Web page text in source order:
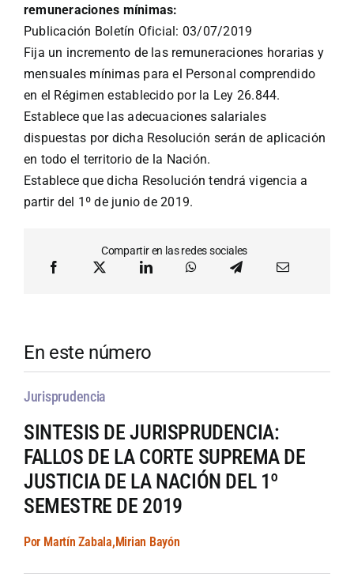
remuneraciones mínimas:
Publicación Boletín Oficial: 03/07/2019
Fija un incremento de las remuneraciones horarias y
mensuales mínimas para el Personal comprendido
en el Régimen establecido por la Ley 26.844.
Establece que las adecuaciones salariales
dispuestas por dicha Resolución serán de aplicación
en todo el territorio de la Nación.
Establece que dicha Resolución tendrá vigencia a
partir del 1º de junio de 2019.
Compartir en las redes sociales
En este número
Jurisprudencia
SINTESIS DE JURISPRUDENCIA:
FALLOS DE LA CORTE SUPREMA DE
JUSTICIA DE LA NACIÓN DEL 1º
SEMESTRE DE 2019
Por Martín Zabala,Mirian Bayón